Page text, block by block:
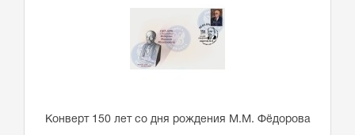
Конверт 150 лет со дня рождения М.М. Фёдорова